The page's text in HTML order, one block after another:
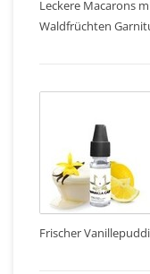
Leckere Macarons
Waldfrüchten
Frischer